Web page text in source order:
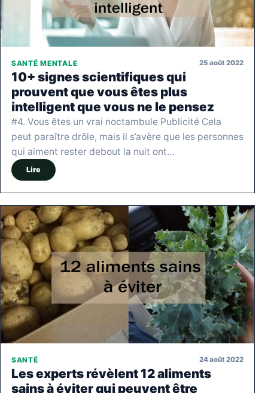
SANTÉ MENTALE 25 août 2022
10+ signes scientifiques qui
prouvent que vous êtes plus
intelligent que vous ne le pensez
#4. Vous êtes un vrai noctambule Publicité Cela
peut paraître drôle, mais il s’avère que les personnes
qui aiment rester debout la nuit ont…
Lire
SANTÉ 24 août 2022
Les experts révèlent 12 aliments
sains à éviter qui peuvent être